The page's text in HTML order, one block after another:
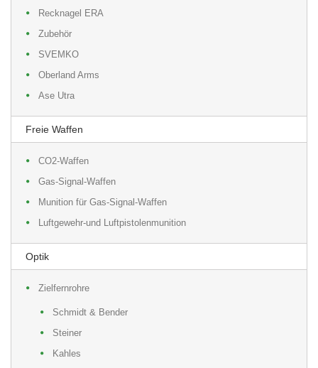
Recknagel ERA
Zubehör
SVEMKO
Oberland Arms
Ase Utra
Freie Waffen
CO2-Waffen
Gas-Signal-Waffen
Munition für Gas-Signal-Waffen
Luftgewehr-und Luftpistolenmunition
Optik
Zielfernrohre
Schmidt & Bender
Steiner
Kahles